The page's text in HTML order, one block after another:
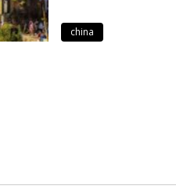
china